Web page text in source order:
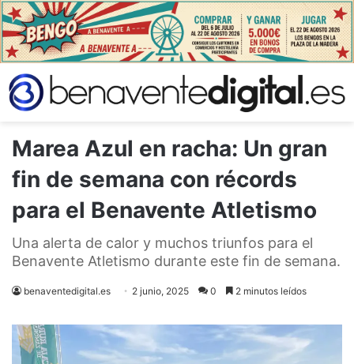
Marea Azul en racha: Un gran
fin de semana con récords
para el Benavente Atletismo
Una alerta de calor y muchos triunfos para el
Benavente Atletismo durante este fin de semana.
benaventedigital.es 2 junio, 2025 0 2 minutos leídos